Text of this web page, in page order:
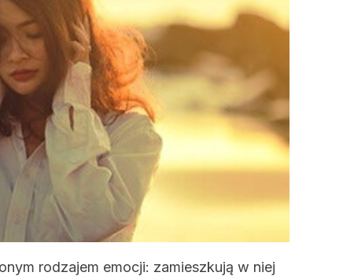
rodzajem emocji: zamieszkują w niej